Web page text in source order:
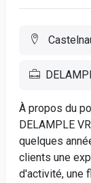
À propos du
DELAMPLE
quelques
clients une
d'activité, une